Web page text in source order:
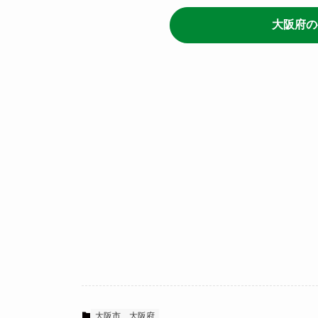
大阪府
大阪市 大阪府